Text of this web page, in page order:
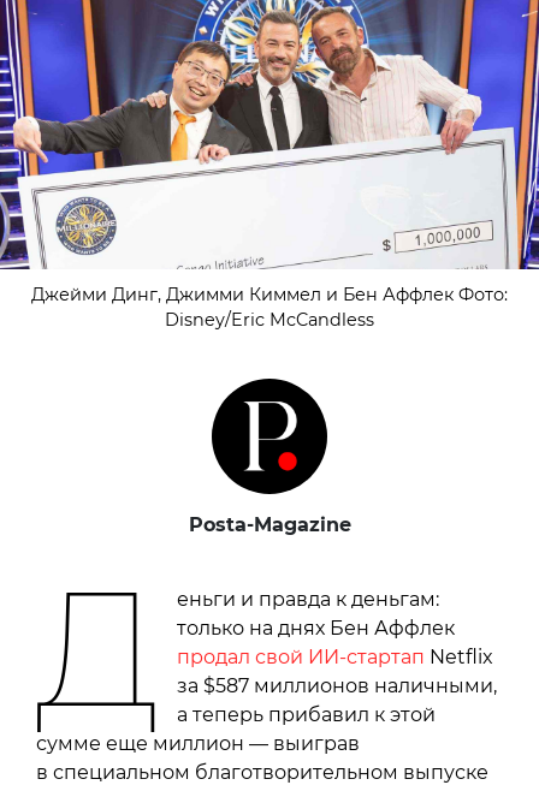
Джейми Динг, Джимми Киммел и Бен Аффлек Фото:
Disney/Eric McCandless
Posta-Magazine
Д
еньги и правда к деньгам:
только на днях Бен Аффлек
продал свой ИИ-стартап Netflix
за $587 миллионов наличными,
а теперь прибавил к этой
сумме еще миллион — выиграв
в специальном благотворительном выпуске